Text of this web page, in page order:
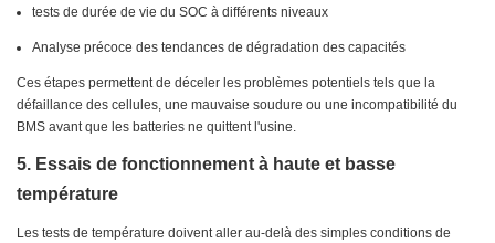
tests de durée de vie du SOC à différents niveaux
Analyse précoce des tendances de dégradation des capacités
Ces étapes permettent de déceler les problèmes potentiels tels que la
défaillance des cellules, une mauvaise soudure ou une incompatibilité du
BMS avant que les batteries ne quittent l'usine.
5. Essais de fonctionnement à haute et basse
température
Les tests de température doivent aller au-delà des simples conditions de